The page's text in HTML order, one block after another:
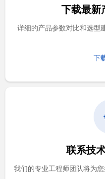
下
下载最新
详细的产品参数对比和选型
联系技
我们的专业工程师团队将为